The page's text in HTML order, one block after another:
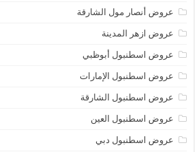
عروض أنصار مول الشارقة
عروض ازهر المدينة
عروض اسطنبول أبوظبي
عروض اسطنبول الإمارات
عروض اسطنبول الشارقة
عروض اسطنبول العين
عروض اسطنبول دبي